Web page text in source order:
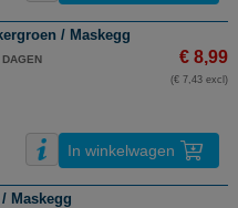
/ Maskegg
€ 8,99
(€ 7,43 excl)
In winkelwagen
Maskegg